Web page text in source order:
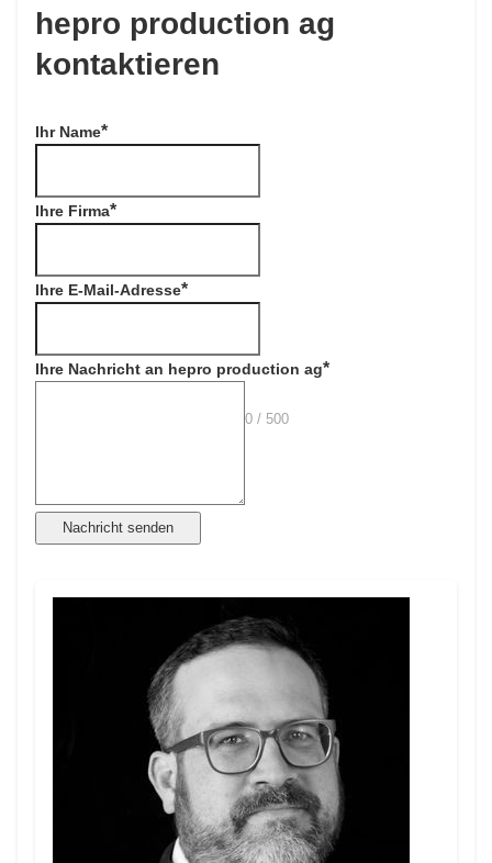
hepro production ag
kontaktieren
Ihr Name
Ihre Firma
Ihre E-Mail-Adresse
Ihre Nachricht an hepro production ag
0 / 500
Nachricht senden